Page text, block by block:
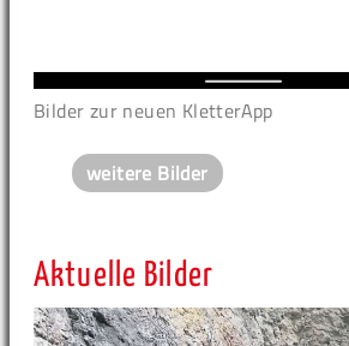
Bilder zur neuen KletterApp
weitere Bilder
Aktuelle Bilder